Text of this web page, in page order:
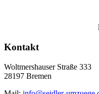
Kontakt
Woltmershauser Straße 333
28197 Bremen